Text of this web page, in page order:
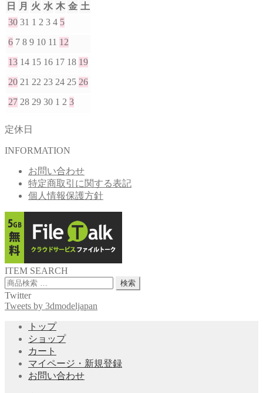
日
月 火 水 木 金 土
30 31 1 2 3 4 5
6 7 8 9 10 11 12
13 14 15 16 17 18 19
20 21 22 23 24 25 26
27 28 29 30 1 2 3
定休日
INFORMATION
お問い合わせ
特定商取引に関する表記
個人情報保護方針
ITEM SEARCH
検
索
対
検索
Twitter
Tweets by 3dmodeljapan
トップ
ショップ
カート
マイページ・新規登録
お問い合わせ